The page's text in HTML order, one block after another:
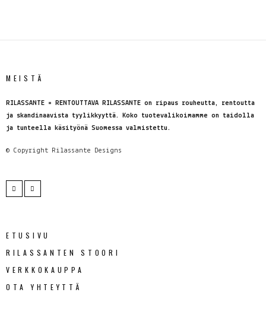
MEISTÄ
RILASSANTE = RENTOUTTAVA RILASSANTE on ripaus rouheutta, rentoutta
ja skandinaavista tyylikkyyttä. Koko tuotevalikoimamme on taidolla
ja tunteella käsityönä Suomessa valmistettu.
© Copyright Rilassante Designs
ETUSIVU
RILASSANTEN STOORI
VERKKOKAUPPA
OTA YHTEYTTÄ